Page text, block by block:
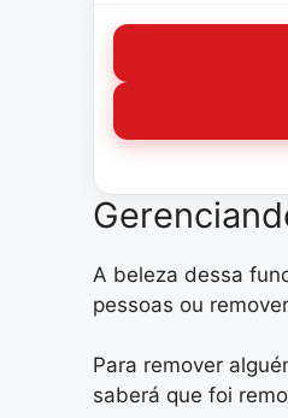
A beleza dessa
pessoas ou
Para remover
saberá que foi